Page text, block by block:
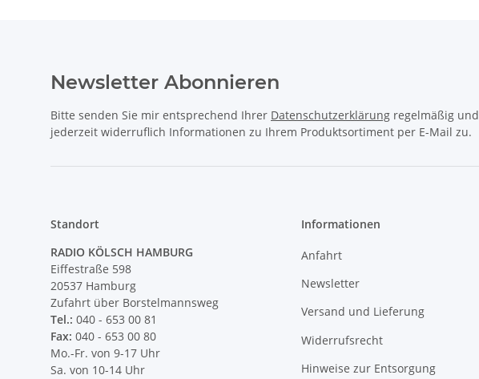
Newsletter Abonnieren
Bitte senden Sie mir entsprechend Ihrer Datenschutzerklärung regelmäßig und
jederzeit widerruflich Informationen zu Ihrem Produktsortiment per E-Mail zu.
Standort
RADIO KÖLSCH HAMBURG
Eiffestraße 598
20537 Hamburg
Zufahrt über Borstelmannsweg
Tel.: 040 - 653 00 81
Fax: 040 - 653 00 80
Mo.-Fr. von 9-17 Uhr
Sa. von 10-14 Uhr
Informationen
Anfahrt
Newsletter
Versand und Lieferung
Widerrufsrecht
Hinweise zur Entsorgung